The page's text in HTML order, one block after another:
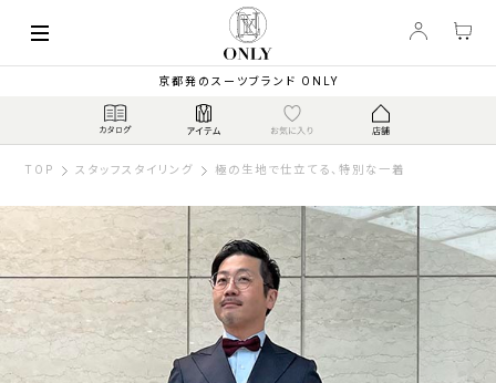
京都発のスーツブランド ONLY
TOP スタッフスタイリング 極の生地で仕立てる、特別な一着